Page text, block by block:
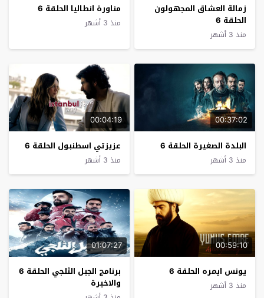
زمالة العشاق المجهولون
الحلقة 6
منذ 3 أشهر
مناورة انطاليا الحلقة 6
منذ 3 أشهر
00:37:02
البلدة الصغيرة الحلقة 6
منذ 3 أشهر
00:04:19
عزيزتي اسطنبول الحلقة 6
منذ 3 أشهر
00:59:10
يونس ايمره الحلقة 6
منذ 3 أشهر
01:07:27
ﺑﺮﻧﺎﻣﺞ الجبل الثلجي الحلقة 6
والاخيرة